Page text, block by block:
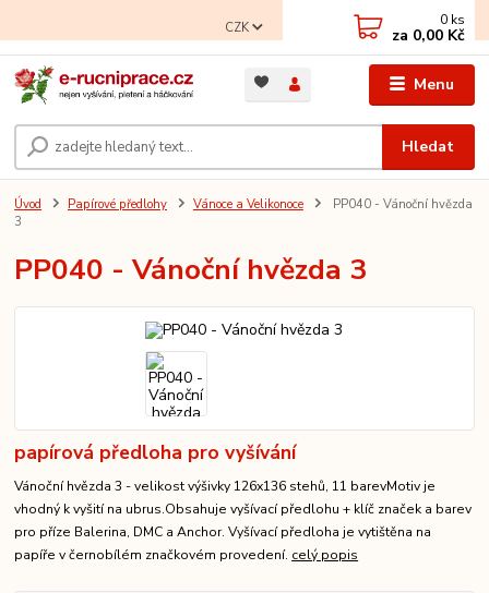
Menu
CZK
Hledat
0 ks
za 0,00 Kč
Úvod Papírové předlohy Vánoce a Velikonoce
PP040 - Vánoční hvězda
3
PP040 - Vánoční hvězda 3
papírová předloha pro vyšívání
Vánoční hvězda 3 - velikost výšivky 126x136 stehů, 11 barevMotiv je
vhodný k vyšití na ubrus.Obsahuje vyšívací předlohu + klíč značek a barev
pro příze Balerina, DMC a Anchor. Vyšívací předloha je vytištěna na
papíře v černobílém značkovém provedení. celý popis